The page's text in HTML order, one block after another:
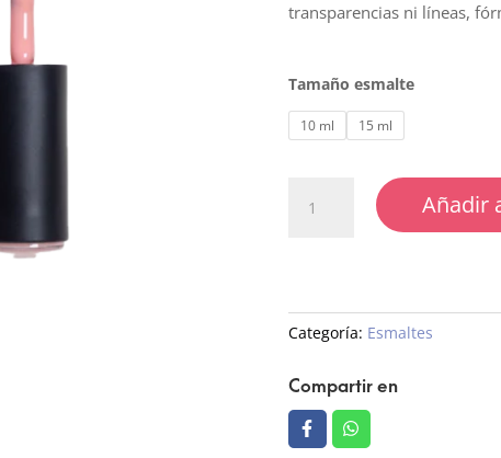
transparencias ni líneas,
Tamaño esmalte
10 ml 15 ml
Esmalte
Semipermanente
Añadir
Categoría: Esmaltes
Compartir en